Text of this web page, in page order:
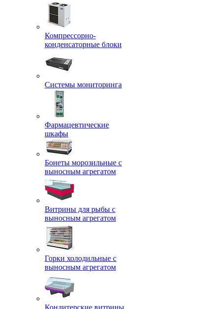
Компрессорно-
конденсаторные блоки
Системы мониторинга
Фармацевтические
шкафы
Бонеты морозильные с
выносным агрегатом
Витрины для рыбы с
выносным агрегатом
Горки холодильные с
выносным агрегатом
Кондитерские витрины